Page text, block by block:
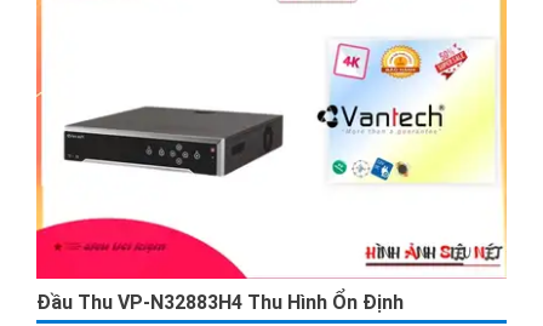
Đầu Thu VP-N32883H4 Thu Hình Ổn Định